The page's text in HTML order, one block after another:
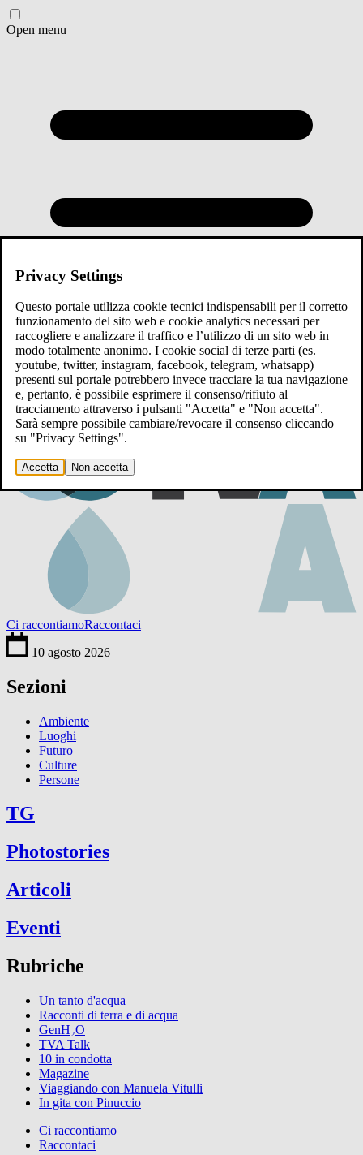
Open menu
Ci raccontiamoRaccontaci
10 agosto 2026
Sezioni
Ambiente
Luoghi
Futuro
Culture
Persone
TG
Photostories
Articoli
Eventi
Rubriche
Un tanto d'acqua
Racconti di terra e di acqua
GenH₂O
TVA Talk
10 in condotta
Magazine
Viaggiando con Manuela Vitulli
In gita con Pinuccio
Ci raccontiamo
Raccontaci
Privacy Settings
Questo portale utilizza cookie tecnici indispensabili per il corretto
funzionamento del sito web e cookie analytics necessari per
raccogliere e analizzare il traffico e l’utilizzo di un sito web in
modo totalmente anonimo. I cookie social di terze parti (es.
youtube, twitter, instagram, facebook, telegram, whatsapp)
presenti sul portale potrebbero invece tracciare la tua navigazione
e, pertanto, è possibile esprimere il consenso/rifiuto al
tracciamento attraverso i pulsanti "Accetta" e "Non accetta".
Sarà sempre possibile cambiare/revocare il consenso cliccando
su "Privacy Settings".
Accetta Non accetta